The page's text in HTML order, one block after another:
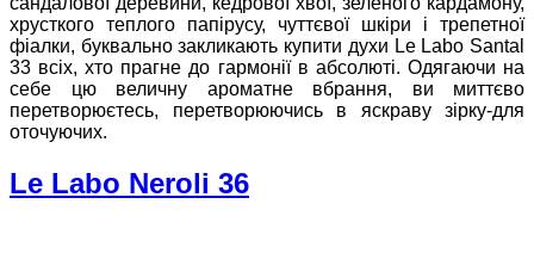
хрусткого теплого папірусу, чуттєвої шкіри і трепетної
фіалки, буквально закликають купити духи Le Labo Santal
33 всіх, хто прагне до гармонії в абсолюті. Одягаючи на
себе цю величну ароматне вбрання, ви миттєво
перетворюєтесь, перетворюючись в яскраву зірку-для
оточуючих.
Le Labo Neroli 36